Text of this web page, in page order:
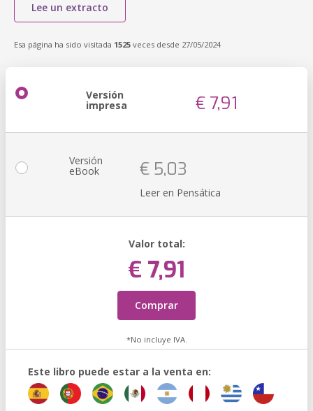
Lee un extracto
Esa página ha sido visitada 1525 veces desde 27/05/2024
Versión
impresa € 7,91
Versión
eBook € 5,03
Leer en Pensática
Valor total:
€ 7,91
Comprar
*No incluye IVA.
Este libro puede estar a la venta en: